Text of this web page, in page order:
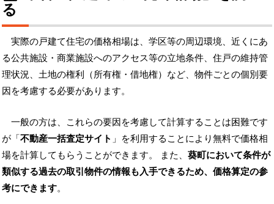
る
実際の戸建て住宅の価格相場は、学区等の周辺環境、近くにあ
る公共施設・商業施設へのアクセス等の立地条件、住戸の維持管
理状況、土地の権利（所有権・借地権）など、物件ごとの個別要
因を考慮する必要があります。
一般の方は、これらの要因を考慮して計算することは困難です
が「不動産一括査定サイト 」を利用することにより無料で価格相
場を計算してもらうことができます。 また、 葵町において条件が
類似する過去の取引物件の情報も入手できるため、価格算定の参
考にできます。